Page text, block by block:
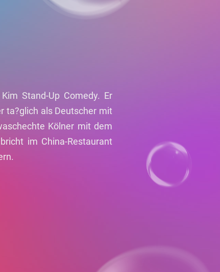
Stand-Up Comedy. Er
ta?glich als Deutscher mit
Kölner mit dem
im China-Restaurant